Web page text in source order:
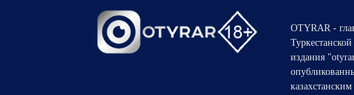
OTYRAR -
издания